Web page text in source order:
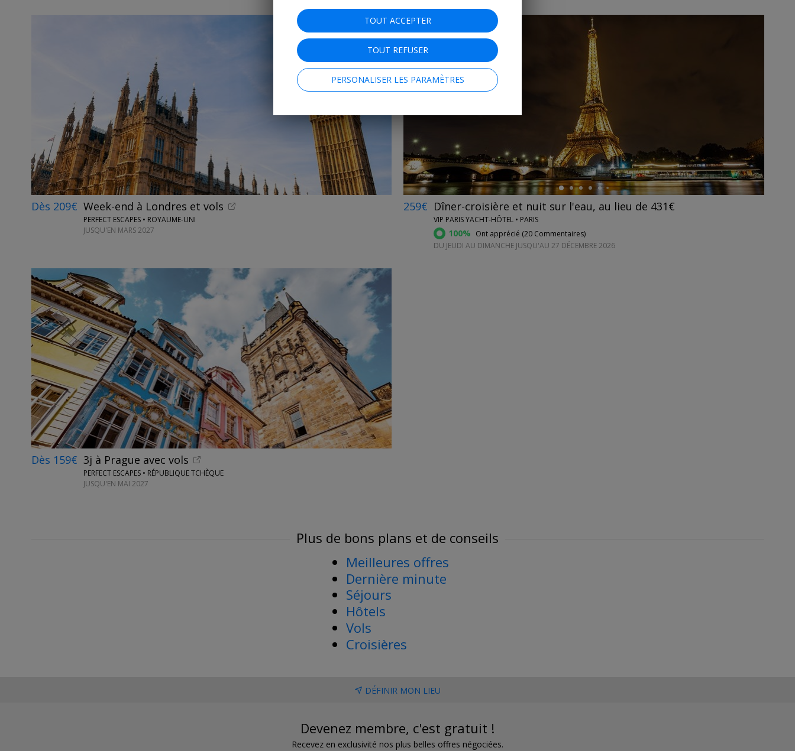
Dès 209€ Week-end à Londres et vols
PERFECT ESCAPES • ROYAUME-UNI
JUSQU'EN MARS 2027
259€ Dîner-croisière et nuit sur l'eau, au lieu de 431€
VIP PARIS YACHT-HÔTEL • PARIS
100% Ont apprécié (20 Commentaires)
DU JEUDI AU DIMANCHE JUSQU'AU 27 DÉCEMBRE 2026
Dès 159€ 3j à Prague avec vols
PERFECT ESCAPES • RÉPUBLIQUE TCHÈQUE
JUSQU'EN MAI 2027
Plus de bons plans et de conseils
Meilleures offres
Dernière minute
Séjours
Hôtels
Vols
Croisières
DÉFINIR MON LIEU
Devenez membre, c'est gratuit !
Recevez en exclusivité nos plus belles offres négociées.
TOUT ACCEPTER
TOUT REFUSER
PERSONALISER LES PARAMÈTRES